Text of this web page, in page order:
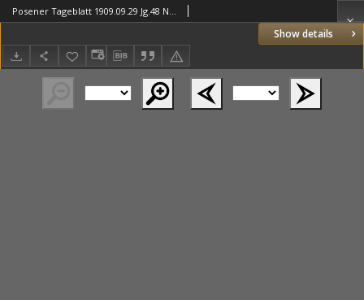
Show details
Posener Tageblatt 1909.09.29 Jg.48 Nr455